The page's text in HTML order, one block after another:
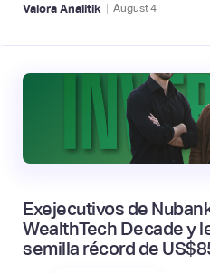
Valora Analitik | August4
Exejecutivos de
WealthTech Decade y
semilla récord de